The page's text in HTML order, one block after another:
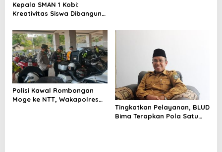
Kepala SMAN 1 Kobi:
Kreativitas Siswa Dibangun
Polisi Kawal Rombongan
Moge ke NTT, Wakapolres
Tingkatkan Pelayanan, BLUD
Bima Terapkan Pola Satu